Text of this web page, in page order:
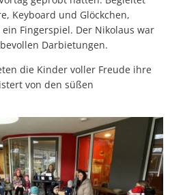
Keyboard und Glöckchen,
Fingerspiel. Der Nikolaus war
Darbietungen.
die Kinder voller Freude ihre
von den süßen